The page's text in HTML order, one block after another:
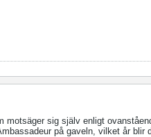
motsäger sig själv enligt
på gaveln, vilket år blir